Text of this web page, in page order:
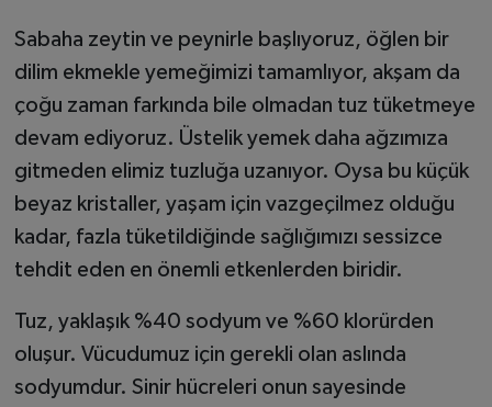
Sabaha zeytin ve peynirle başlıyoruz, öğlen bir
dilim ekmekle yemeğimizi tamamlıyor, akşam da
çoğu zaman farkında bile olmadan tuz tüketmeye
devam ediyoruz. Üstelik yemek daha ağzımıza
gitmeden elimiz tuzluğa uzanıyor. Oysa bu küçük
beyaz kristaller, yaşam için vazgeçilmez olduğu
kadar, fazla tüketildiğinde sağlığımızı sessizce
tehdit eden en önemli etkenlerden biridir.
Tuz, yaklaşık %40 sodyum ve %60 klorürden
oluşur. Vücudumuz için gerekli olan aslında
sodyumdur. Sinir hücreleri onun sayesinde